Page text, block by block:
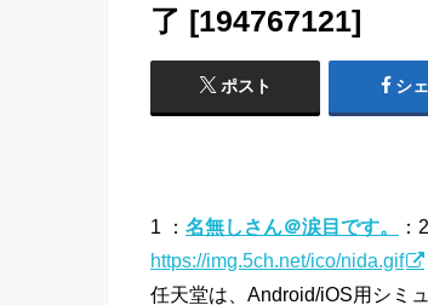
了 [194767121]
ポスト シ
1 ： 名無しさん＠涙目です。
https://img.5ch.net/ico/nida.gif
任天堂は、Android/iOS用シミ